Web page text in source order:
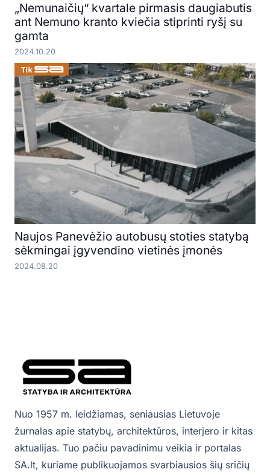
„Nemunaičių“ kvartale pirmasis daugiabutis
ant Nemuno kranto kviečia stiprinti ryšį su
gamta
2024.10.20
Naujos Panevėžio autobusų stoties statybą
sėkmingai įgyvendino vietinės įmonės
2024.08.20
Nuo 1957 m. leidžiamas, seniausias Lietuvoje
žurnalas apie statybų, architektūros, interjero ir kitas
aktualijas. Tuo pačiu pavadinimu veikia ir portalas
SA.lt, kuriame publikuojamos svarbiausios šių sričių